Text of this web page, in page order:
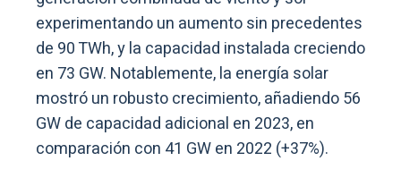
experimentando un aumento sin precedentes
de 90 TWh, y la capacidad instalada creciendo
en 73 GW. Notablemente, la energía solar
mostró un robusto crecimiento, añadiendo 56
GW de capacidad adicional en 2023, en
comparación con 41 GW en 2022 (+37%).